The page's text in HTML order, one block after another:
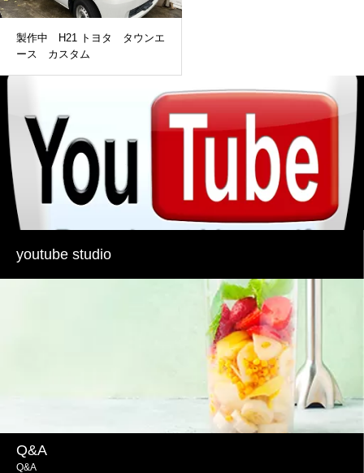
製作中 H21 トヨタ タウンエ
ース カスタム
youtube studio
Q&A
Q&A